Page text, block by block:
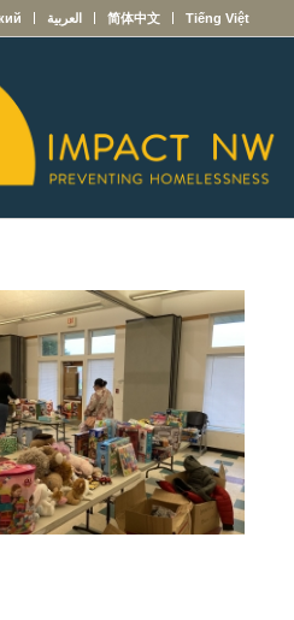
العربية 简体中文 Tiếng Việt